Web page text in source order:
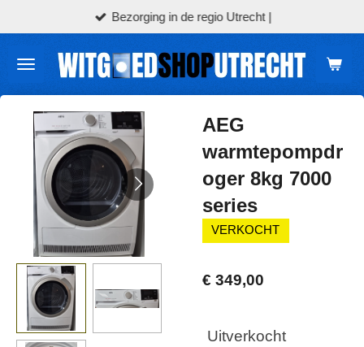
direct
naar
hoofdinhoud
Bezorging in de regio Utrecht |
AEG
warmtepompdr
oger 8kg 7000
series
VERKOCHT
€ 349,00
Uitverkocht